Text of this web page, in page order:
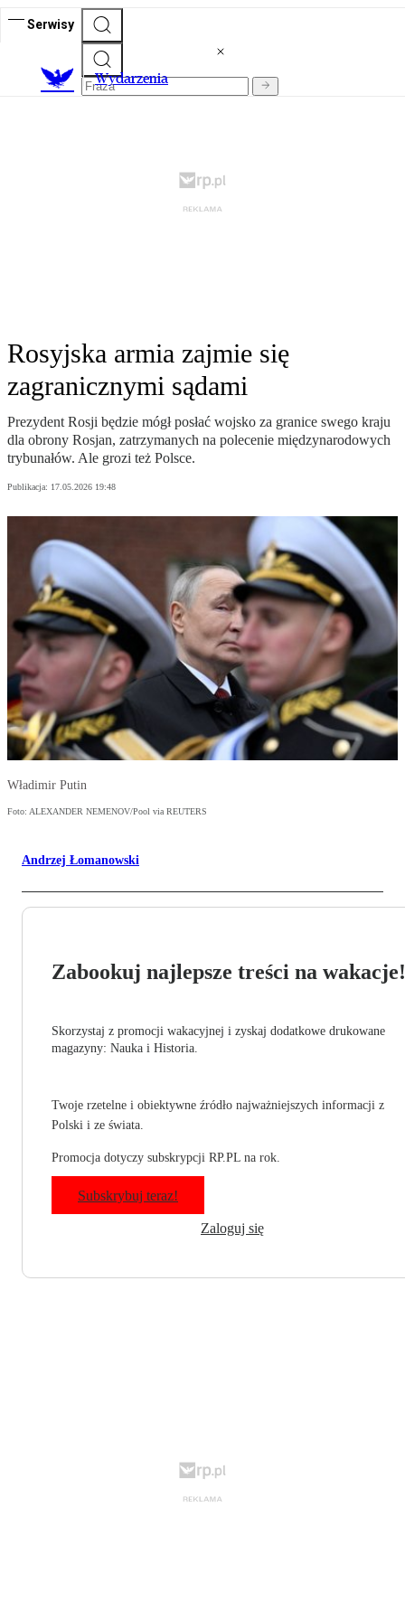
Serwisy
Wydarzenia
Rosyjska armia zajmie się
zagranicznymi sądami
Prezydent Rosji będzie mógł posłać wojsko za granice swego kraju
dla obrony Rosjan, zatrzymanych na polecenie międzynarodowych
trybunałów. Ale grozi też Polsce.
Publikacja: 17.05.2026 19:48
Władimir Putin
Foto: ALEXANDER NEMENOV/Pool via REUTERS
Andrzej Łomanowski
Zabookuj najlepsze treści na wakacje!
Skorzystaj z promocji wakacyjnej i zyskaj dodatkowe drukowane
magazyny: Nauka i Historia.
Twoje rzetelne i obiektywne źródło najważniejszych informacji z
Polski i ze świata.
Promocja dotyczy subskrypcji RP.PL na rok.
Subskrybuj teraz!
Zaloguj się